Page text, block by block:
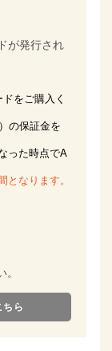
が発行され
をご購入く
の保証金を
った時点でA
なります。
ちら